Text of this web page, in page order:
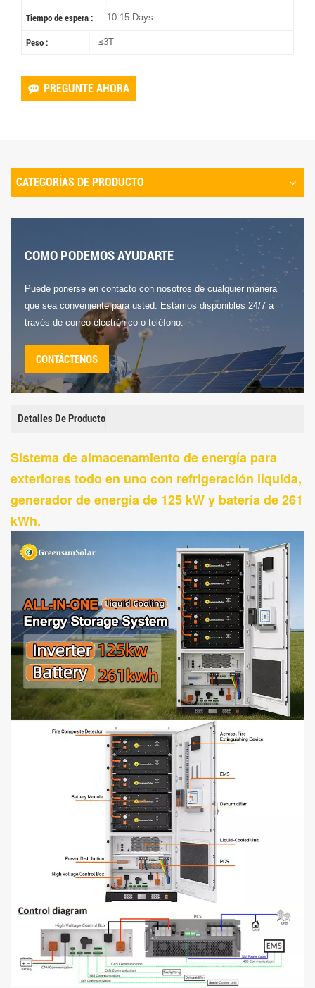
Tiempo de espera : 10-15 Days
Peso : ≤3T
PREGUNTE AHORA
CATEGORÍAS DE PRODUCTO
COMO PODEMOS AYUDARTE
Puede ponerse en contacto con nosotros de cualquier manera
que sea conveniente para usted. Estamos disponibles 24/7 a
través de correo electrónico o teléfono.
CONTÁCTENOS
Detalles De Producto
Sistema de almacenamiento de energía para
exteriores todo en uno con refrigeración líquida,
generador de energía de 125 kW y batería de 261
kWh.